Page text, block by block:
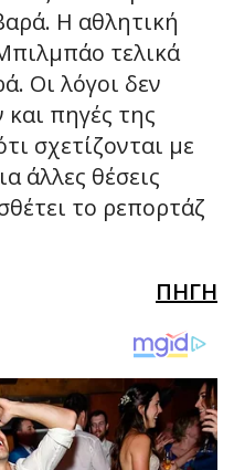
Η αθλητική
τελικά
Οι λόγοι δεν
πηγές της
σχετίζονται με
άλλες θέσεις
το ρεπορτάζ
ΠΗΓΗ